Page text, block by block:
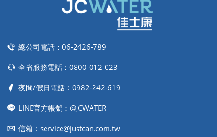
總公司電話：06-2426-789
全省服務電話：0800-012-023
夜間/假日電話：0982-242-619
LINE官方帳號：@JCWATER
信箱：service@justcan.com.tw